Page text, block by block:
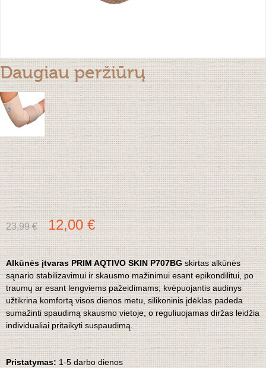
Daugiau peržiūrų
23,99 € 12,00 €
Alkūnės įtvaras PRIM AQTIVO SKIN P707BGskirtas alkūnės
sąnario stabilizavimui ir skausmo mažinimui esant epikondilitui, po
traumų ar esant lengviems pažeidimams; kvėpuojantis audinys
užtikrina komfortą visos dienos metu, silikoninis įdėklas padeda
sumažinti spaudimą skausmo vietoje, o reguliuojamas diržas leidžia
individualiai pritaikyti suspaudimą.
Pristatymas:1-5 darbo dienos